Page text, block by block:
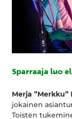
Sparraaja luo
Merja ”Merkku”
jokainen
Toisten